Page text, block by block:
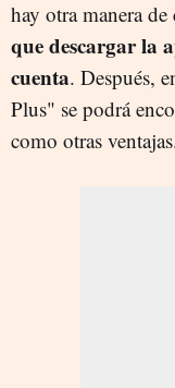
hay otra manera
que descargar la
cuenta. Después,
Plus" se podrá
como otras